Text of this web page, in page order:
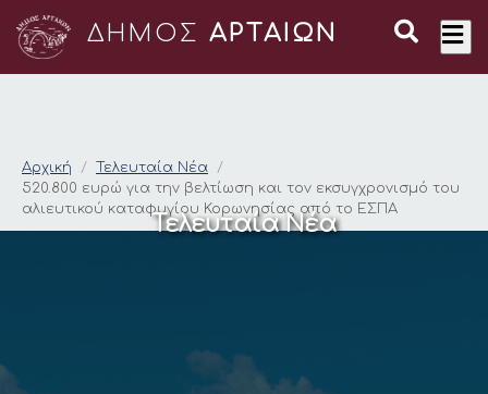
ΔΗΜΟΣ ΑΡΤΑΙΩΝ
520.800 ευρώ για
Αρχική
Τελευταία Νέα
520.800 ευρώ για την βελτίωση και τον εκσυγχρονισμό του
αλιευτικού καταφυγίου Κορωνησίας από το ΕΣΠΑ
Τελευταία Νέα